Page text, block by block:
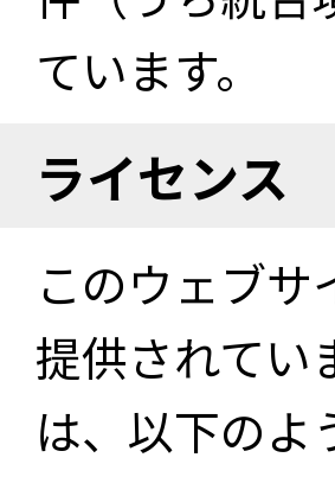
ています。
ライセンス
このウェブ
提供されてい
は、以下のよ